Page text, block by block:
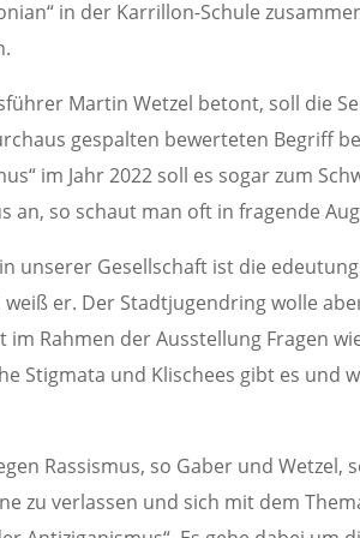
in der Karrillon-Schule
Martin Wetzel betont, soll die
gespalten bewerteten Begriff
im Jahr 2022 soll es sogar zum
an, so schaut man oft in fragende
unserer Gesellschaft ist die
er. Der Stadtjugendring wolle
Rahmen der Ausstellung Fragen
Stigmata und Klischees gibt es und
Rassismus, so Gaber und Wetzel,
zu verlassen und sich mit dem